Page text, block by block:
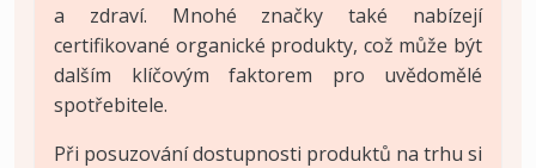
a zdraví. Mnohé značky také nabízejí
certifikované organické produkty, což může být
dalším klíčovým faktorem pro uvědomělé
spotřebitele.
Při posuzování dostupnosti produktů na trhu si